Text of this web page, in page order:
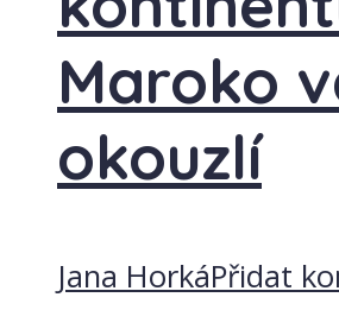
Maroko
okouzlí
Jana HorkáPřidat